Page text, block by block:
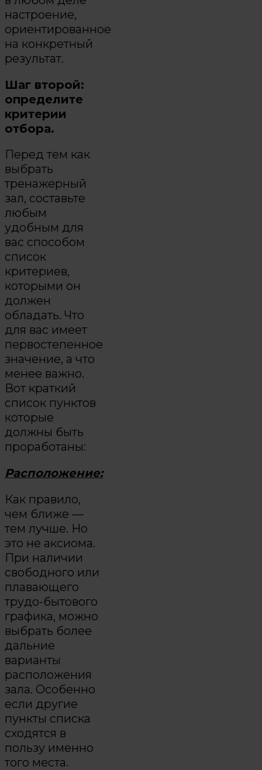
настроение,
ориентированное
на конкретный
результат.
Шаг второй:
определите
критерии
отбора.
Перед тем как
выбрать
тренажерный
зал, составьте
любым
удобным для
вас способом
список
критериев,
которыми он
должен
обладать. Что
для вас имеет
первостепенное
значение, а что
менее важно.
Вот краткий
список пунктов
которые
должны быть
проработаны:
Расположение:
Как правило,
чем ближе —
тем лучше. Но
это не аксиома.
При наличии
свободного или
плавающего
трудо-бытового
графика, можно
выбрать более
дальние
варианты
расположения
зала. Особенно
если другие
пункты списка
сходятся в
пользу именно
того места.